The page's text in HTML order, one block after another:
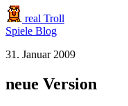
real Troll
Spiele Blog
31. Januar 2009
neue Version